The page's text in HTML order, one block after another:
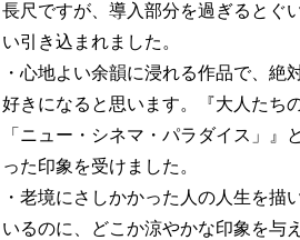
長尺ですが、導入部分を過ぎるとぐ
い引き込まれました。
・心地よい余韻に浸れる作品で、絶
好きになると思います。『大人たち
「ニュー・シネマ・パラダイス」』
った印象を受けました。
・老境にさしかかった人の人生を描
いるのに、どこか涼やかな印象を与